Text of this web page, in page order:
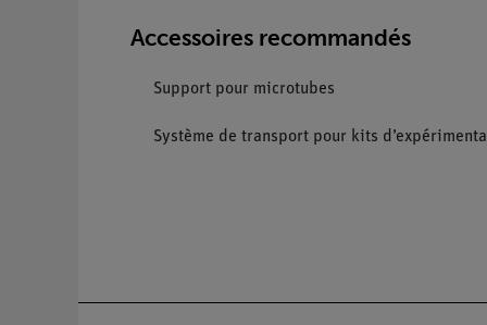
Accessoires recommandés
Support pour microtubes
Système de transport pour kits